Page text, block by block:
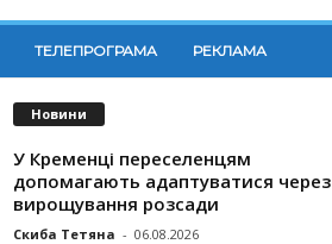
ТЕЛЕПРОГРАМА РЕКЛАМА
Новини
У Кременці переселенцям
допомагають адаптуватися через
вирощування розсади
Скиба Тетяна - 06.08.2026